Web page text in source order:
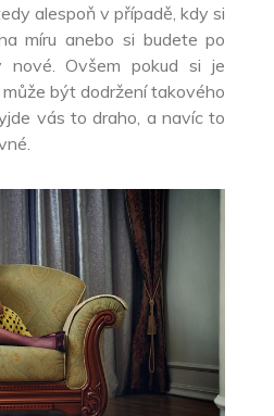
alespoň v případě, kdy si
míru anebo si budete po
nové. Ovšem pokud si je
být dodržení takového
vás to draho, a navíc to